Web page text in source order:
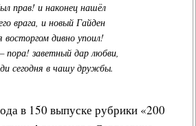
прав! и наконец нашёл
врага, и новый Гайден
восторгом дивно упоил!
пора! заветный дар любви,
сегодня в чашу дружбы.
в 150 выпуске рубрики «200